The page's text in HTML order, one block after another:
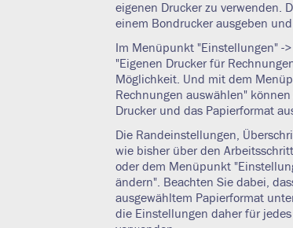
eigenen Drucker zu verwenden.
einem Bondrucker ausgeben
Im Menüpunkt "Einstellungen" -
"Eigenen Drucker für
Möglichkeit. Und mit dem
Rechnungen auswählen"
Drucker und das Papierformat
Die Randeinstellungen,
wie bisher über den
oder dem Menüpunkt
ändern". Beachten Sie dabei,
ausgewähltem Papierformat
die Einstellungen daher für